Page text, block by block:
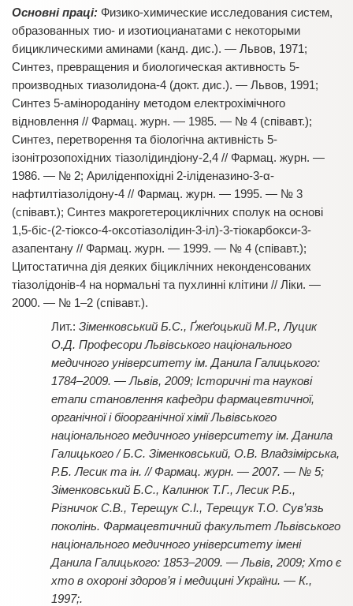
Основні праці: Физико-химические исследования систем,
образованных тио- и изотиоцианатами с некоторыми
бициклическими аминами (канд. дис.). — Львов, 1971;
Синтез, превращения и биологическая активность 5-
производных тиазолидона-4 (докт. дис.). — Львов, 1991;
Синтез 5-амінороданіну методом електрохімічного
відновлення // Фармац. журн. — 1985. — № 4 (співавт.);
Синтез, перетворення та біологічна активність 5-
ізонітрозопохідних тіазолідиндіону-2,4 // Фармац. журн. —
1986. — № 2; Ариліденпохідні 2-іліденазино-3-α-
нафтилтіазолідону-4 // Фармац. журн. — 1995. — № 3
(співавт.); Синтез макрогетероциклічних сполук на основі
1,5-біс-(2-тіоксо-4-оксотіазолідин-3-іл)-3-тіокарбокси-3-
азапентану // Фармац. журн. — 1999. — № 4 (співавт.);
Цитостатична дія деяких біциклічних неконденсованих
тіазолідонів-4 на нормальні та пухлинні клітини // Ліки. —
2000. — № 1–2 (співавт.).
Зіменковський Б.С., Ґжеґоцький М.Р., Луцик
О.Д. Професори Львівського національного
медичного університету ім. Данила Галицького:
1784–2009. — Львів, 2009; Історичні та наукові
етапи становлення кафедри фармацевтичної,
органічної і біоорганічної хімії Львівського
національного медичного університету ім. Данила
Галицького / Б.С. Зіменковський, О.В. Владзімірська,
Р.Б. Лесик та ін. // Фармац. журн. — 2007. — № 5;
Зіменковський Б.С., Калинюк Т.Г., Лесик Р.Б.,
Різничок С.В., Терещук С.І., Терещук Т.О. Сув’язь
поколінь. Фармацевтичний факультет Львівського
національного медичного університету імені
Данила Галицького: 1853–2009. — Львів, 2009; Хто є
хто в охороні здоров’я і медицині України. — К.,
1997;.